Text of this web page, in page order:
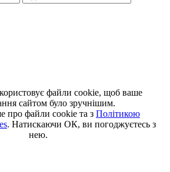
файли cookie, щоб ваше
сайтом було зручнішим.
про файли cookie та з Політикою
. Натискаючи ОК, ви погоджуєтесь з
нею.